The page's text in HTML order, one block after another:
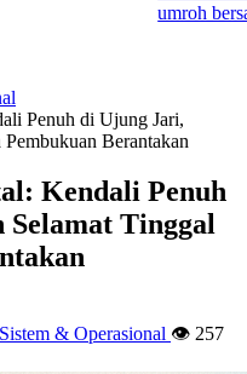
Penuh di Ujung Jari,
Berantakan
Kendali Penuh
Tinggal
& Operasional 👁️ 257